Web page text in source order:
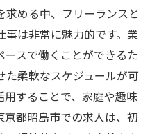
フト制の働き方
るエリアでの高収入
の自由な働き方を追求
スキルアップ
める中、フリーランスと
事は非常に魅力的です。業
スで働くことができるた
た柔軟なスケジュールが可
することで、家庭や趣味
京都昭島市での求人は、初